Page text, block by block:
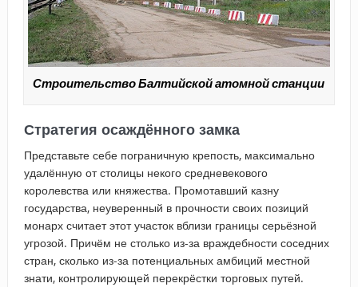
Строительство Балтийской атомной станции
Стратегия осаждённого замка
Представьте себе пограничную крепость, максимально
удалённую от столицы некого средневекового
королевства или княжества. Промотавший казну
государства, неуверенный в прочности своих позиций
монарх считает этот участок вблизи границы серьёзной
угрозой. Причём не столько из-за враждебности соседних
стран, сколько из-за потенциальных амбиций местной
знати, контролирующей перекрёстки торговых путей.